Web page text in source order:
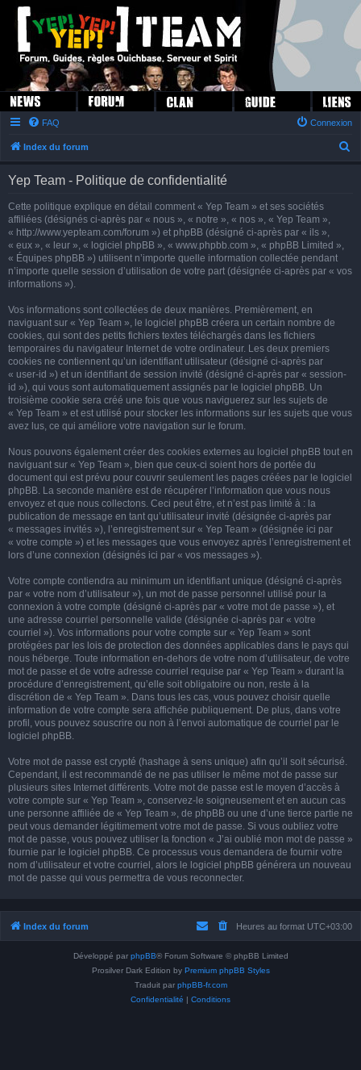
FAQ Connexion
Index du forum
Yep Team - Politique de confidentialité
Cette politique explique en détail comment « Yep Team » et ses sociétés
affiliées (désignés ci-après par « nous », « notre », « nos », « Yep Team »,
« http://www.yepteam.com/forum ») et phpBB (désigné ci-après par « ils »,
« eux », « leur », « logiciel phpBB », « www.phpbb.com », « phpBB Limited »,
« Équipes phpBB ») utilisent n’importe quelle information collectée pendant
n’importe quelle session d’utilisation de votre part (désignée ci-après par « vos
informations »).
Vos informations sont collectées de deux manières. Premièrement, en
naviguant sur « Yep Team », le logiciel phpBB créera un certain nombre de
cookies, qui sont des petits fichiers textes téléchargés dans les fichiers
temporaires du navigateur Internet de votre ordinateur. Les deux premiers
cookies ne contiennent qu’un identifiant utilisateur (désigné ci-après par
« user-id ») et un identifiant de session invité (désigné ci-après par « session-
id »), qui vous sont automatiquement assignés par le logiciel phpBB. Un
troisième cookie sera créé une fois que vous naviguerez sur les sujets de
« Yep Team » et est utilisé pour stocker les informations sur les sujets que vous
avez lus, ce qui améliore votre navigation sur le forum.
Nous pouvons également créer des cookies externes au logiciel phpBB tout en
naviguant sur « Yep Team », bien que ceux-ci soient hors de portée du
document qui est prévu pour couvrir seulement les pages créées par le logiciel
phpBB. La seconde manière est de récupérer l’information que vous nous
envoyez et que nous collectons. Ceci peut être, et n’est pas limité à : la
publication de message en tant qu’utilisateur invité (désignée ci-après par
« messages invités »), l’enregistrement sur « Yep Team » (désignée ici par
« votre compte ») et les messages que vous envoyez après l’enregistrement et
lors d’une connexion (désignés ici par « vos messages »).
Votre compte contiendra au minimum un identifiant unique (désigné ci-après
par « votre nom d’utilisateur »), un mot de passe personnel utilisé pour la
connexion à votre compte (désigné ci-après par « votre mot de passe »), et
une adresse courriel personnelle valide (désignée ci-après par « votre
courriel »). Vos informations pour votre compte sur « Yep Team » sont
protégées par les lois de protection des données applicables dans le pays qui
nous héberge. Toute information en-dehors de votre nom d’utilisateur, de votre
mot de passe et de votre adresse courriel requise par « Yep Team » durant la
procédure d’enregistrement, qu’elle soit obligatoire ou non, reste à la
discrétion de « Yep Team ». Dans tous les cas, vous pouvez choisir quelle
information de votre compte sera affichée publiquement. De plus, dans votre
profil, vous pouvez souscrire ou non à l’envoi automatique de courriel par le
logiciel phpBB.
Votre mot de passe est crypté (hashage à sens unique) afin qu’il soit sécurisé.
Cependant, il est recommandé de ne pas utiliser le même mot de passe sur
plusieurs sites Internet différents. Votre mot de passe est le moyen d’accès à
votre compte sur « Yep Team », conservez-le soigneusement et en aucun cas
une personne affiliée de « Yep Team », de phpBB ou une d’une tierce partie ne
peut vous demander légitimement votre mot de passe. Si vous oubliez votre
mot de passe, vous pouvez utiliser la fonction « J’ai oublié mon mot de passe »
fournie par le logiciel phpBB. Ce processus vous demandera de fournir votre
nom d’utilisateur et votre courriel, alors le logiciel phpBB générera un nouveau
mot de passe qui vous permettra de vous reconnecter.
Index du forum Heures au format UTC+03:00
Développé par phpBB® Forum Software © phpBB Limited
Prosilver Dark Edition by Premium phpBB Styles
Traduit par phpBB-fr.com
Confidentialité | Conditions